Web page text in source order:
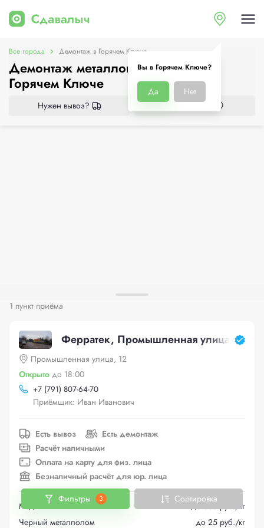
Вы в Горячем Ключе?
Да Нет
Все города Демонтаж в Горячем Ключе
Демонтаж металлоконструкций в
Горячем Ключе
Нужен вывоз? Все приёмки
1 пункт приёма
Ферратек, Промышленная улица, 12
Промышленная улица, 12
Открыто до 18:00
+7 (791) 807-64-70
Приёмщик: Иван Иванович
Есть вывоз
Есть демонтаж
Расчёт наличными
Оплата на карту для физ. лица
Безналичный расчёт для юр. лица
Медь
до 665 руб./кг
Черный металлолом
до 25 руб./кг
Фильтры 3 Сортировка